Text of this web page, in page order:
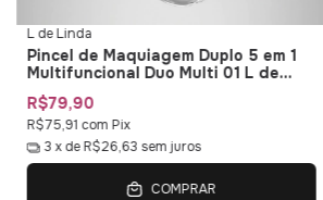
L de Linda
Pincel de Maquiagem Duplo 5 em 1
Multifuncional Duo Multi 01 L de
Linda
R$79,90
R$75,91 com Pix
3 x deR$26,63 sem juros
COMPRAR